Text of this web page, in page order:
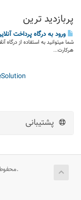
پربازدید ترین
ورود به درگاه پرداخت
شما میتوانید به استفاده از
هرکارت...
پشتیبانی
تمامی حقوق برای © 2026 Nginxweb. محفوط می باشد.